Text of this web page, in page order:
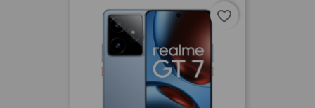
favorite_border